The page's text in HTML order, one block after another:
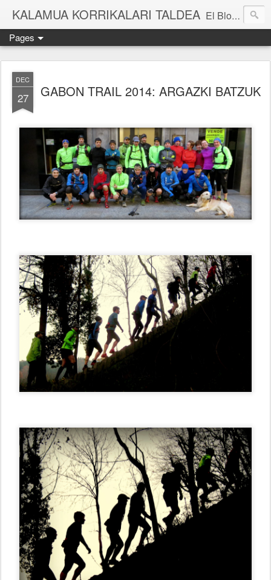
KALAMUA KORRIKALARI TALDEA El Blog de una cuadrilla de "frikis" que quedan para correr por el monte. Si quieres experimentar nuevas sensaciones acompañad@ de buena gente o simplemente probar eso de correr por el monte solo tienes que apuntarte a una de nuestras kedadas. Eibarko Korrikalari Friki talde bat gara.Menditik korrika egitea zer den probatu nahi baduzu gure "kedadetako" batera etorri. Blog honetan gure abentura eta bizipenak kontatzen ditugu, baina dena ez sinestu...
Pages
DEC
27 GABON TRAIL 2014: ARGAZKI BATZUK